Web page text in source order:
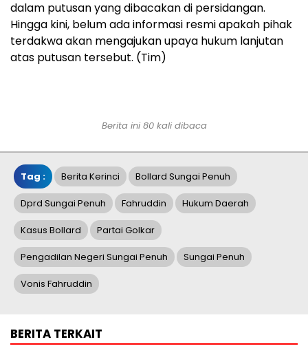
dalam putusan yang dibacakan di persidangan.
Hingga kini, belum ada informasi resmi apakah pihak
terdakwa akan mengajukan upaya hukum lanjutan
atas putusan tersebut. (Tim)
Berita ini 80 kali dibaca
Tag : Berita Kerinci Bollard Sungai Penuh
Dprd Sungai Penuh Fahruddin Hukum Daerah
Kasus Bollard Partai Golkar
Pengadilan Negeri Sungai Penuh Sungai Penuh
Vonis Fahruddin
BERITA TERKAIT